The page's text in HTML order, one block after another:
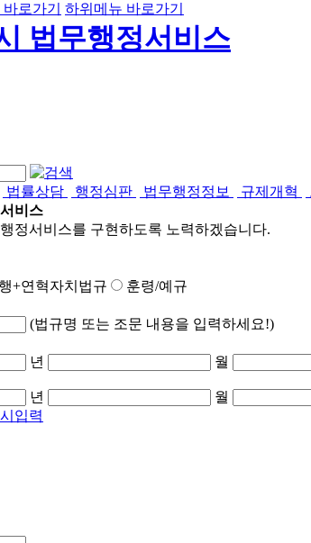
로가기 하위메뉴 바로가기
법률상담 행정심판 법무행정정보 규제개혁
비스
정서비스를 구현하도록 노력하겠습니다.
+연혁자치법규
훈령/예규
(법규명 또는 조문 내용을 입력하세요!)
년
월
년
월
입력